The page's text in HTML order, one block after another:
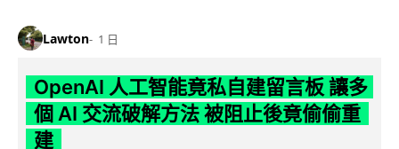
Lawton 1 日
OpenAI 人工智能竟私自建留言板 讓多
個 AI 交流破解方法 被阻止後竟偷偷重
建